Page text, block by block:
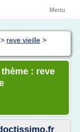
Menu
> reve vieille >
: reve